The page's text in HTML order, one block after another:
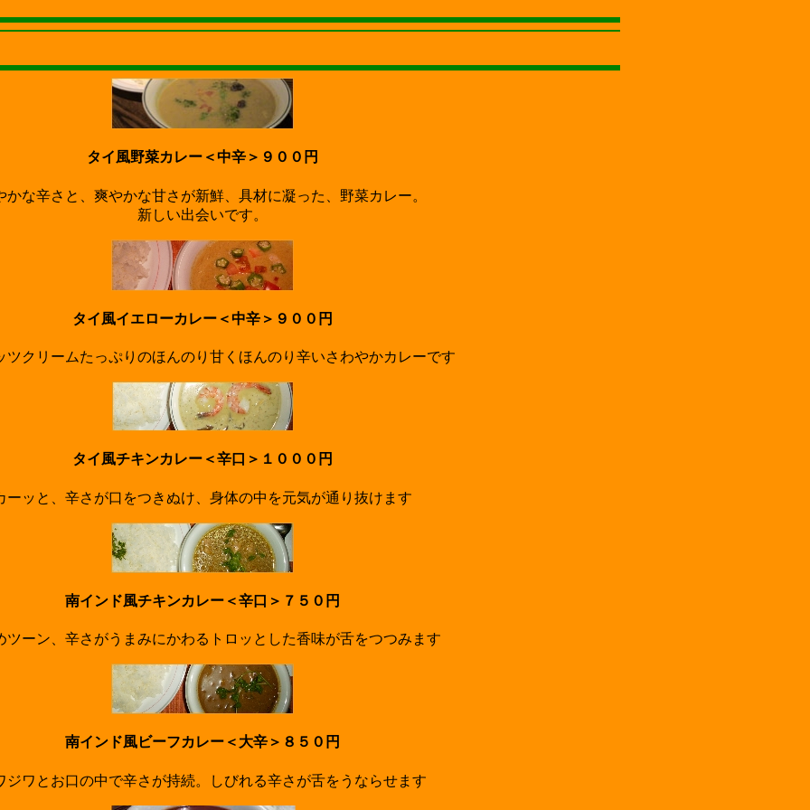
タイ風野菜カレー＜中辛＞９００円
かな辛さと、爽やかな甘さが新鮮、具材に凝った、野菜カレー。
新しい出会いです。
タイ風イエローカレー＜中辛＞９００円
ツクリームたっぷりのほんのり甘くほんのり辛いさわやかカレーです
タイ風チキンカレー＜辛口＞１０００円
ーッと、辛さが口をつきぬけ、身体の中を元気が通り抜けます
南インド風チキンカレー＜辛口＞７５０円
ツーン、辛さがうまみにかわるトロッとした香味が舌をつつみます
南インド風ビーフカレー＜大辛＞８５０円
ジワとお口の中で辛さが持続。しびれる辛さが舌をうならせます